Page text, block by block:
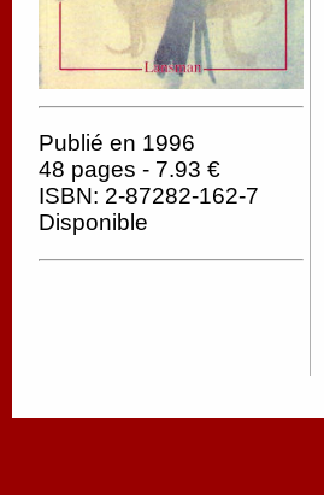
Publié en 1996
48 pages - 7.93 €
ISBN: 2-87282-162-7
Disponible